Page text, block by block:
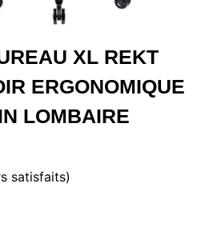
XL REKT
ERGONOMIQUE
LOMBAIRE
satisfaits)